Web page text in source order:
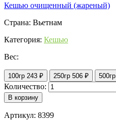
Кешью очищенный (жареный)
Страна: Вьетнам
Категория: Кешью
Вес:
100гр 243 ₽ 250гр 506 ₽ 500гр
Количество:
В корзину
Артикул: 8399